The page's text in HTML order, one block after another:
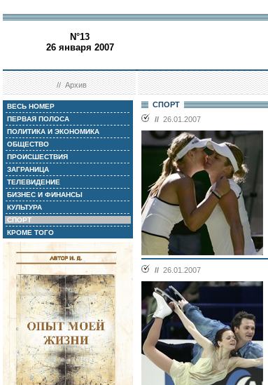
N°13
26 января 2007
//Архив
ВЕСЬ НОМЕР
ПЕРВАЯ ПОЛОСА
ПОЛИТИКА И ЭКОНОМИКА
ОБЩЕСТВО
ПРОИСШЕСТВИЯ
ЗАГРАНИЦА
ТЕЛЕВИДЕНИЕ
БИЗНЕС И ФИНАНСЫ
КУЛЬТУРА
СПОРТ
КРОМЕ ТОГО
СПОРТ
// 26.01.2007
// 26.01.2007